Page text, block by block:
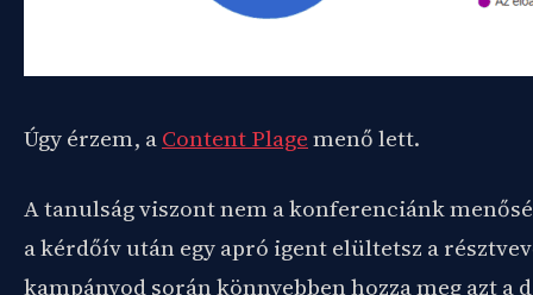
Úgy érzem, aContent Plagemenő lett.
A tanulság viszont nem a konferenciánk
a kérdőív után egy apró igent elültetsz a
kampányod során könnyebben hozza meg azt a